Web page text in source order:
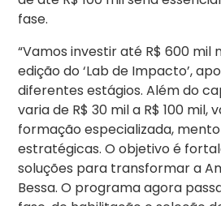
fase.
“Vamos investir até R$ 600 mil
edição do ‘Lab de Impacto’,
diferentes estágios. Além do
varia de R$ 30 mil a R$ 100 mil,
formação especializada,
estratégicas. O objetivo é
soluções para transformar a
Bessa. O programa agora